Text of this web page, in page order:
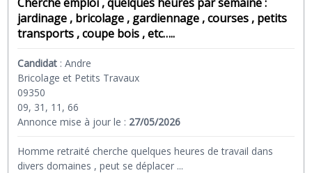
jardinage , bricolage , gardiennage , courses , petits
transports , coupe bois , etc…..
Candidat :Andre
Bricolage et Petits Travaux
09350
09, 31, 11, 66
Annonce mise à jour le : 27/05/2026
Homme retraité cherche quelques heures de travail dans
divers domaines , peut se déplacer ...